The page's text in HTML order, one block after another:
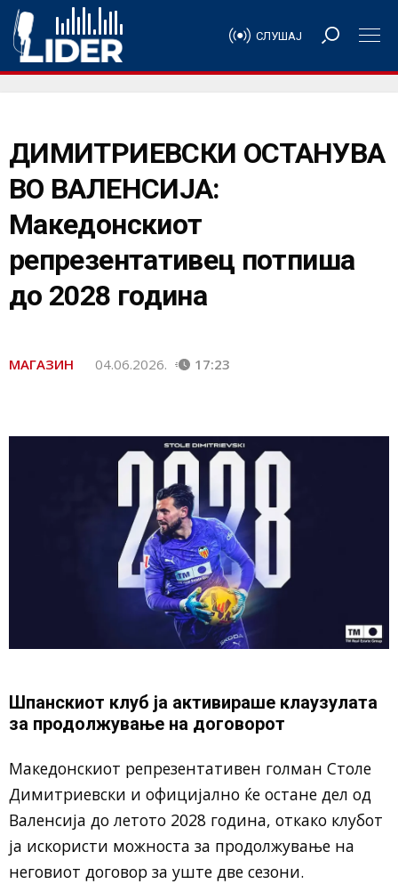
СЛУШАЈ
ДИМИТРИЕВСКИ ОСТАНУВА
ВО ВАЛЕНСИЈА:
Македонскиот
репрезентативец потпиша
до 2028 година
МАГАЗИН 04.06.2026. 17:23
Шпанскиот клуб ја активираше клаузулата
за продолжување на договорот
Македонскиот репрезентативен голман Столе
Димитриевски и официјално ќе остане дел од
Валенсија до летото 2028 година, откако клубот
ја искористи можноста за продолжување на
неговиот договор за уште две сезони.